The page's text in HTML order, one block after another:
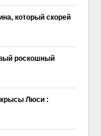
который скорей
роскошный
крысы Люси :